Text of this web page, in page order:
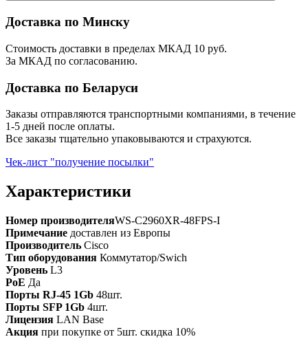
Доставка по Минску
Стоимость доставки в пределах МКАД 10 руб.
За МКАД по согласованию.
Доставка по Беларуси
Заказы отправляются транспортными компаниями, в течение
1-5 дней после оплаты.
Все заказы тщательно упаковываются и страхуются.
Чек-лист "получение посылки"
Характеристики
Номер производителяWS-C2960XR-48FPS-I
Примечание доставлен из Европы
Производитель Cisco
Тип оборудования Коммутатор/Swich
Уровень L3
PoE Да
Порты RJ-45 1Gb 48шт.
Порты SFP 1Gb 4шт.
Лицензия LAN Base
Акция при покупке от 5шт. скидка 10%